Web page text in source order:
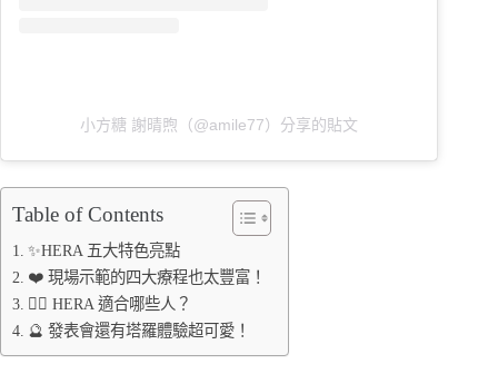
小方糖 謝晴煦（@amile77）分享的貼文
Table of Contents
✨HERA 五大特色亮點
❤️ 現場示範的四大療程也太豐富！
👩‍⚕️ HERA 適合哪些人？
🔮 發表會還有塔羅體驗超可愛！